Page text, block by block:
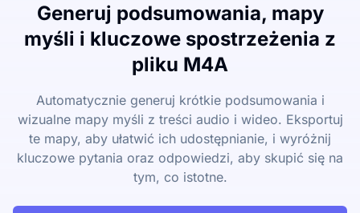
Generuj podsumowania, mapy
myśli i kluczowe spostrzeżenia z
pliku M4A
Automatycznie generuj krótkie podsumowania i
wizualne mapy myśli z treści audio i wideo. Eksportuj
te mapy, aby ułatwić ich udostępnianie, i wyróżnij
kluczowe pytania oraz odpowiedzi, aby skupić się na
tym, co istotne.